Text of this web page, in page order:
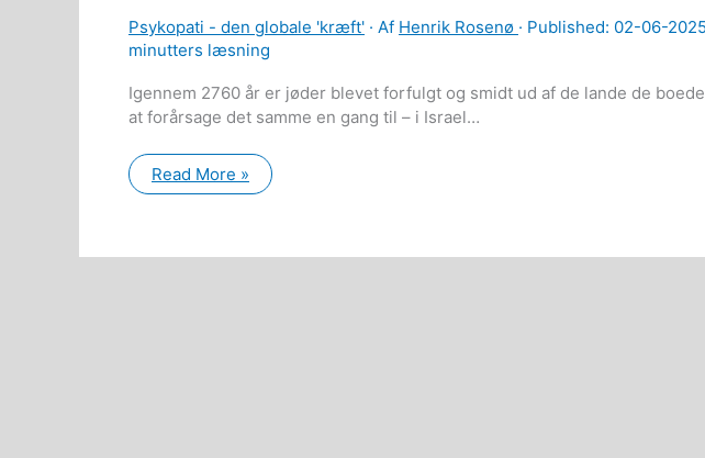
Psykopati - den globale 'kræft' · Af Henrik Rosenø · Published: 02-06-2025
minutters læsning
Igennem 2760 år er jøder blevet forfulgt og smidt ud af de lande de
at forårsage det samme en gang til – i Israel…
Wikipedia:
Over
historien
Read More »